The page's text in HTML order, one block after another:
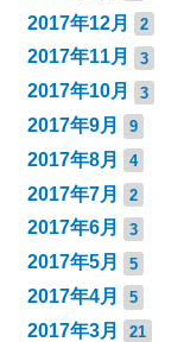
2017年12月 2
2017年11月 3
2017年10月 3
2017年9月 9
2017年8月 4
2017年7月 2
2017年6月 3
2017年5月 5
2017年4月 5
2017年3月 21